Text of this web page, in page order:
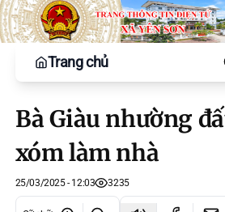
Trang chủ
Bà Giàu nhường
xóm làm nhà
25/03/2025 - 12:03 3235